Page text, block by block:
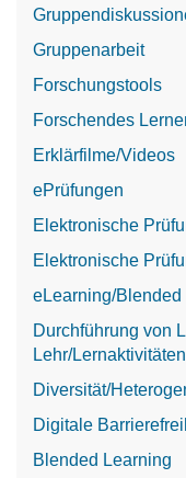
Gruppenarbeit
Forschungstools
Forschendes
Erklärfilme/Videos
ePrüfungen
Elektronische
Elektronische
eLearning/Blended
Durchführung von
Lehr/Lernaktivitäten
Diversität/
Digitale
Blended Learning